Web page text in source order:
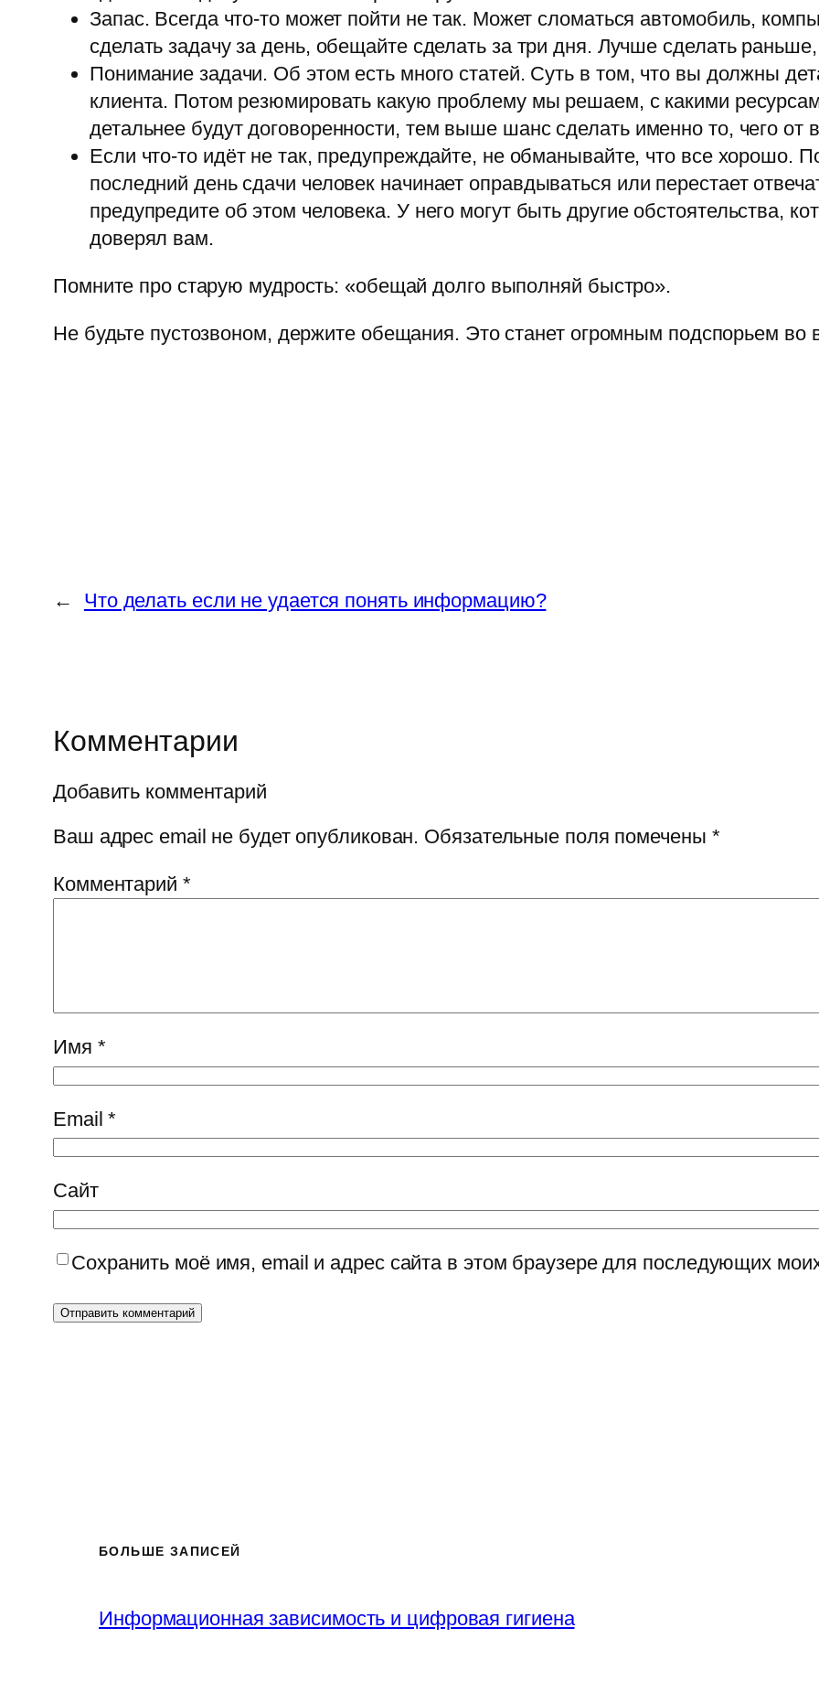
Запас. Всегда что-то может пойти не так. Может сломаться автомобиль,
сделать задачу за день, обещайте сделать за три дня. Лучше сделать
Понимание задачи. Об этом есть много статей. Суть в том, что вы должны
клиента. Потом резюмировать какую проблему мы решаем, с какими
детальнее будут договоренности, тем выше шанс сделать именно то, чего от
Если что-то идёт не так, предупреждайте, не обманывайте, что все хорошо.
последний день сдачи человек начинает оправдываться или перестает
предупредите об этом человека. У него могут быть другие обстоятельства,
доверял вам.
Помните про старую мудрость: «обещай долго выполняй быстро».
Не будьте пустозвоном, держите обещания. Это станет огромным подспорьем
← Что делать если не удается понять информацию?
Комментарии
Добавить комментарий
Ваш адрес email не будет опубликован. Обязательные поля помечены *
Комментарий *
Имя *
Email*
Сайт
Сохранить моё имя, email и адрес сайта в этом браузере для последующих
БОЛЬШЕ ЗАПИСЕЙ
Информационная зависимость и цифровая гигиена